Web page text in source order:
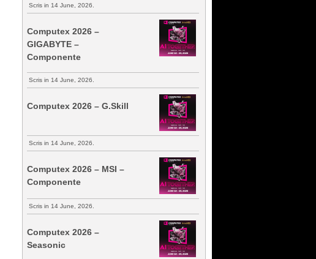
Scris in 14 June, 2026.
Computex 2026 –
GIGABYTE –
Componente
Scris in 14 June, 2026.
Computex 2026 – G.Skill
Scris in 14 June, 2026.
Computex 2026 – MSI –
Componente
Scris in 14 June, 2026.
Computex 2026 –
Seasonic